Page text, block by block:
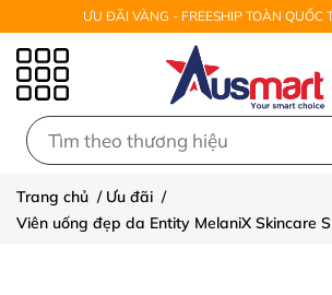
ƯU ĐÃI VÀNG - FREESHIP TOÀN QUỐC
Trang chủ / Ưu đãi /
Viên uống đẹp da Entity MelaniX Skincare